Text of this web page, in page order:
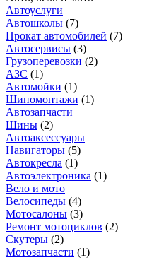
Автоуслуги
Автошколы (7)
Прокат автомобилей (7)
Автосервисы (3)
Грузоперевозки (2)
АЗС (1)
Автомойки (1)
Шиномонтажи (1)
Автозапчасти
Шины (2)
Автоаксессуары
Навигаторы (5)
Автокресла (1)
Автоэлектроника (1)
Вело и мото
Велосипеды (4)
Мотосалоны (3)
Ремонт мотоциклов (2)
Скутеры (2)
Мотозапчасти (1)